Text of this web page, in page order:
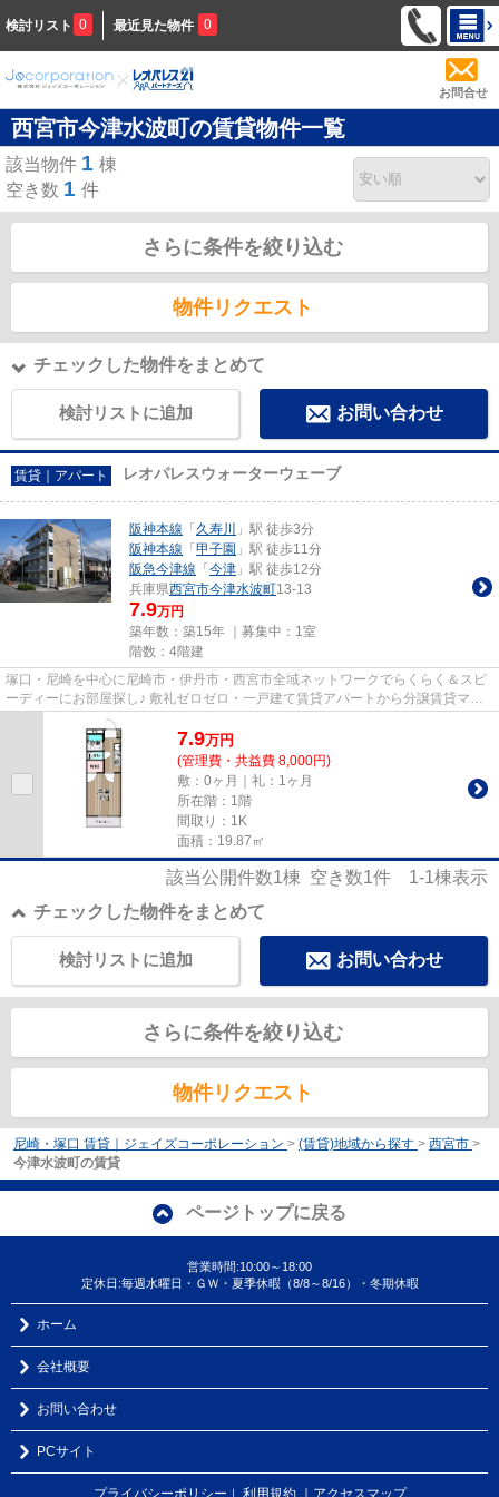
検討リスト 0 最近見た物件 0
お問合せ
西宮市今津水波町の賃貸物件一覧
該当物件 1 棟
空き数 1 件
さらに条件を絞り込む
物件リクエスト
チェックした物件をまとめて
検討リストに追加 お問い合わせ
賃貸｜アパート レオパレスウォーターウェーブ
阪神本線 「 久寿川
」駅 徒歩3分
阪神本線 「 甲子園 」駅 徒歩11分
阪急今津線 「 今津 」駅 徒歩12分
兵庫県西宮市今津水波町13-13
7.9万円
築年数：築15年 ｜募集中： 1室
階数：4階建
塚口・尼崎を中心に尼崎市・伊丹市・西宮市全域ネットワークでらくらく＆スピ
ーディーにお部屋探し♪ 敷礼ゼロゼロ・一戸建て賃貸アパートから分譲賃貸マン
ション、保証人不要物件・マ...
7.9万円
(管理費・共益費 8,000円)
敷：0ヶ月｜礼：1ヶ月
所在階：1階
間取り：1K
面積：19.87㎡
該当公開件数1棟 空き数1件 1-1棟表示
チェックした物件をまとめて
お問い合わせ
検討リストに追加
さらに条件を絞り込む
物件リクエスト
尼崎・塚口 賃貸｜ジェイズコーポレーション > (賃貸)地域から探す > 西宮市 >
今津水波町の賃貸
ページトップに戻る
営業時間:10:00～18:00
定休日:毎週水曜日・ＧＷ・夏季休暇（8/8～8/16）・冬期休暇
ホーム
会社概要
お問い合わせ
PCサイト
プライバシーポリシー ｜ 利用規約 ｜アクセスマップ